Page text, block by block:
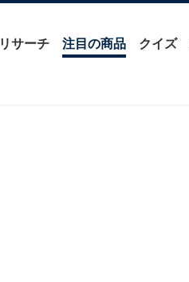
リサーチ 注目の商品 クイズ